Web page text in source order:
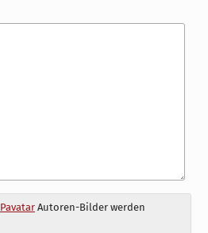
PavatarAutoren-Bilder werden